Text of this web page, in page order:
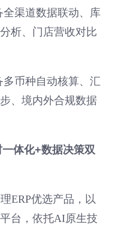
渠道数据联动、库
析、门店营收对比
币种自动核算、汇
、境内外合规数据
体化+数据决策双
ERP优选产品，以
台，依托AI原生技